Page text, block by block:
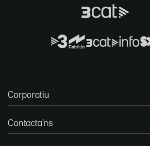
Corporatiu
Contacta'ns